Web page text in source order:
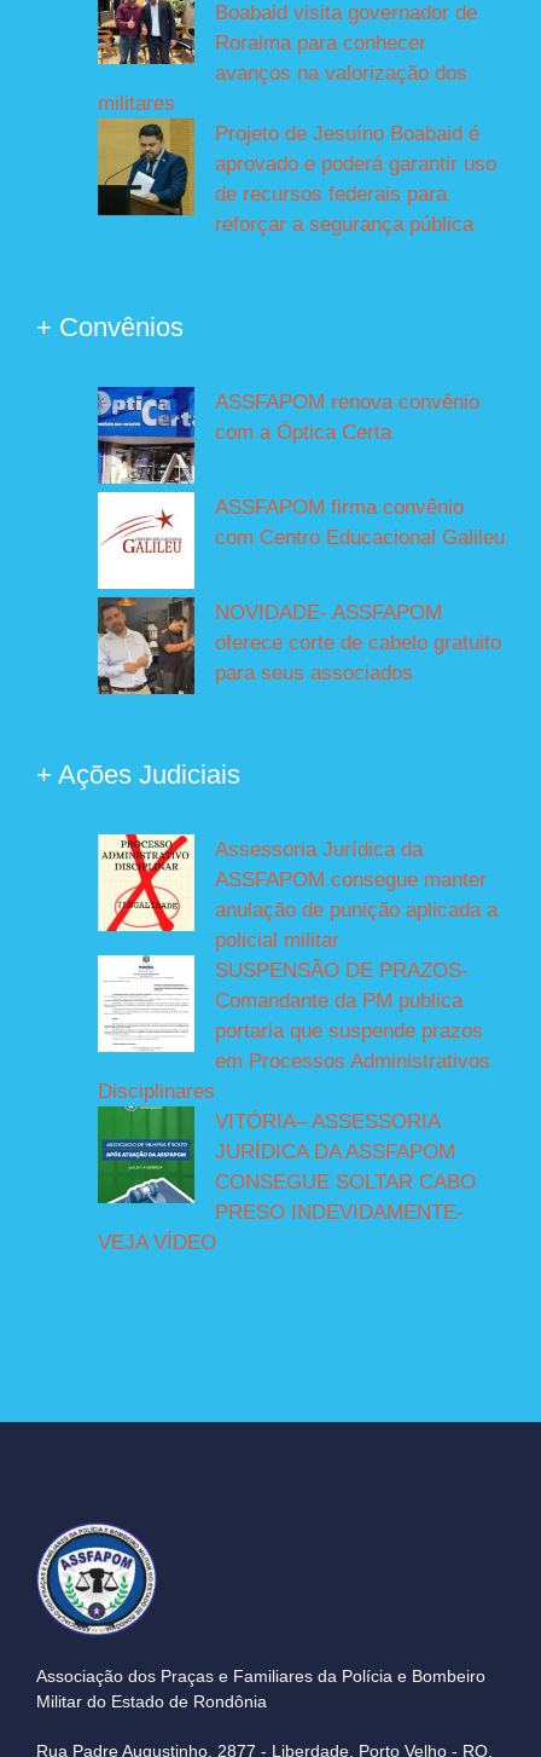
Boabaid visita governador de
Roraima para conhecer
avanços na valorização dos
militares
Projeto de Jesuíno Boabaid é
aprovado e poderá garantir uso
de recursos federais para
reforçar a segurança pública
+ Convênios
ASSFAPOM renova convênio
com a Óptica Certa
ASSFAPOM firma convênio
com Centro Educacional Galileu
NOVIDADE- ASSFAPOM
oferece corte de cabelo gratuito
para seus associados
+ Ações Judiciais
Assessoria Jurídica da
ASSFAPOM consegue manter
anulação de punição aplicada a
policial militar
SUSPENSÃO DE PRAZOS-
Comandante da PM publica
portaria que suspende prazos
em Processos Administrativos
Disciplinares
VITÓRIA– ASSESSORIA
JURÍDICA DA ASSFAPOM
CONSEGUE SOLTAR CABO
PRESO INDEVIDAMENTE-
VEJA VÍDEO
Associação dos Praças e Familiares da Polícia e Bombeiro
Militar do Estado de Rondônia
Rua Padre Augustinho, 2877 - Liberdade, Porto Velho - RO,